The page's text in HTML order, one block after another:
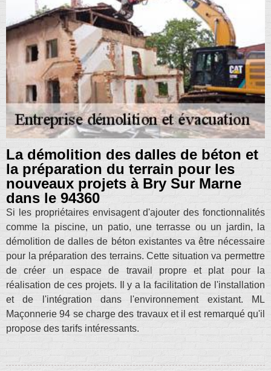
La démolition des dalles de béton et
la préparation du terrain pour les
nouveaux projets à Bry Sur Marne
dans le 94360
Si les propriétaires envisagent d'ajouter des fonctionnalités
comme la piscine, un patio, une terrasse ou un jardin, la
démolition de dalles de béton existantes va être nécessaire
pour la préparation des terrains. Cette situation va permettre
de créer un espace de travail propre et plat pour la
réalisation de ces projets. Il y a la facilitation de l'installation
et de l'intégration dans l'environnement existant. ML
Maçonnerie 94 se charge des travaux et il est remarqué qu'il
propose des tarifs intéressants.